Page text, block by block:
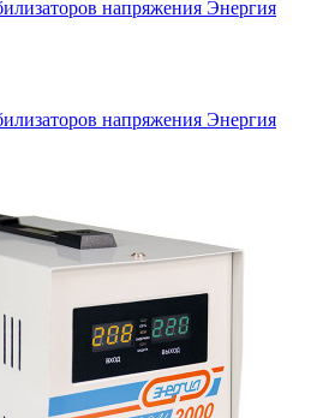
напряжения Энергия
напряжения Энергия